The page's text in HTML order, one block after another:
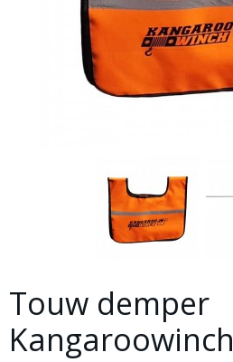
Touw demper
Kangaroowinch